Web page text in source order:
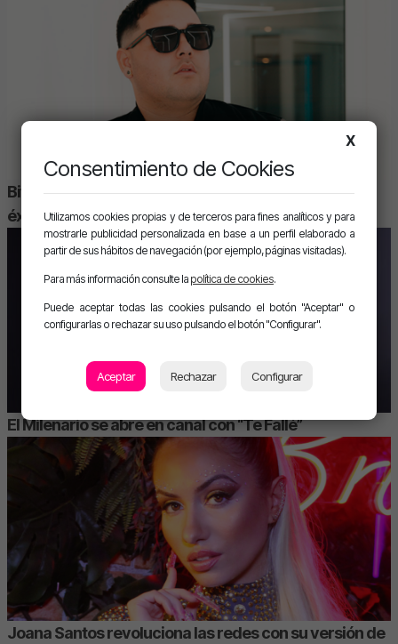
Bifi, el productor multiplatino de los reguetoneros de
éxito
El Milenario se abre en canal con “Te Fallé”
Joana Santos revoluciona las redes con su versión de
X
Consentimiento de Cookies
Utilizamos cookies propias y de terceros para fines analíticos y para
mostrarle publicidad personalizada en base a un perfil elaborado a
partir de sus hábitos de navegación (por ejemplo, páginas visitadas).
Para más información consulte la política de cookies.
Puede aceptar todas las cookies pulsando el botón "Aceptar" o
configurarlas o rechazar su uso pulsando el botón "Configurar".
Aceptar Rechazar Configurar